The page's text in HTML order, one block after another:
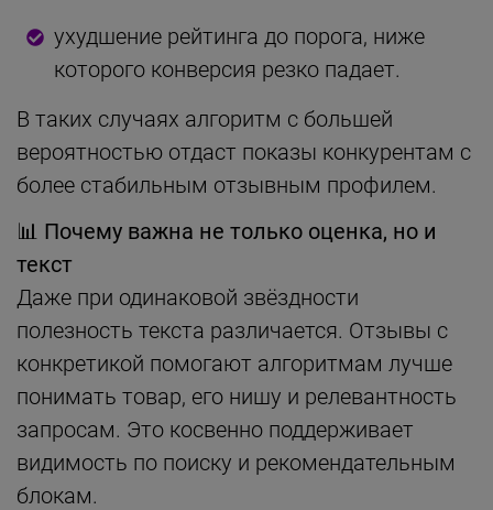
ухудшение рейтинга до порога, ниже
которого конверсия резко падает.
В таких случаях алгоритм с большей
вероятностью отдаст показы конкурентам с
более стабильным отзывным профилем.
📊 Почему важна не только оценка, но и
текст
Даже при одинаковой звёздности
полезность текста различается. Отзывы с
конкретикой помогают алгоритмам лучше
понимать товар, его нишу и релевантность
запросам. Это косвенно поддерживает
видимость по поиску и рекомендательным
блокам.